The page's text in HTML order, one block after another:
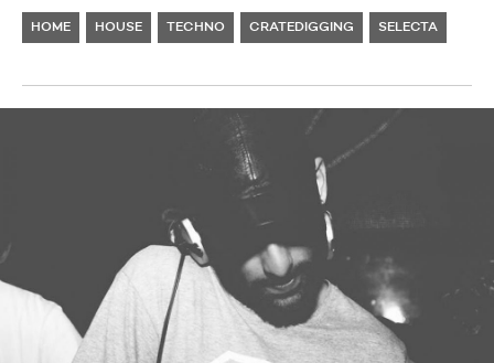
HOME HOUSE TECHNO CRATEDIGGING SELECTA